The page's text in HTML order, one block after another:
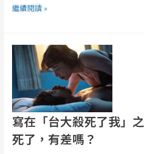
繼續閱讀 »
寫在「台大殺死了我」
死了，有差嗎？
「台
殺
死
了
我」
之